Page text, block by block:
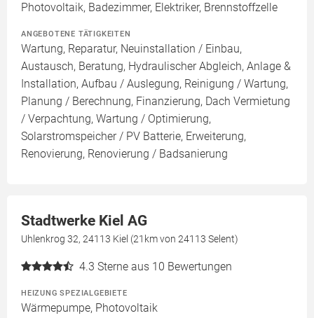
Photovoltaik, Badezimmer, Elektriker, Brennstoffzelle
ANGEBOTENE TÄTIGKEITEN
Wartung, Reparatur, Neuinstallation / Einbau,
Austausch, Beratung, Hydraulischer Abgleich, Anlage &
Installation, Aufbau / Auslegung, Reinigung / Wartung,
Planung / Berechnung, Finanzierung, Dach Vermietung
/ Verpachtung, Wartung / Optimierung,
Solarstromspeicher / PV Batterie, Erweiterung,
Renovierung, Renovierung / Badsanierung
Stadtwerke Kiel AG
Uhlenkrog 32, 24113 Kiel (21km von 24113 Selent)
4.3 Sterne aus 10 Bewertungen
HEIZUNG SPEZIALGEBIETE
Wärmepumpe, Photovoltaik